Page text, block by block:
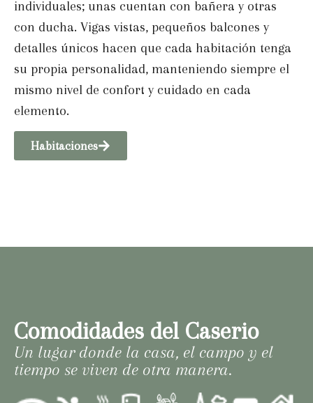
individuales; unas cuentan con bañera y otras
con ducha. Vigas vistas, pequeños balcones y
detalles únicos hacen que cada habitación tenga
su propia personalidad, manteniendo siempre el
mismo nivel de confort y cuidado en cada
elemento.
Habitaciones
Comodidades del Caserio
Un lugar donde la casa, el campo y el
tiempo se viven de otra manera.